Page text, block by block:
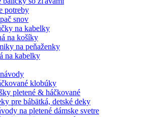
potreby
snov
na kabelky
na košíky
na peňaženky
na kabelky
klobúky
pletené & háčkované
pre bábätká, detské deky
na pletené dámske svetre